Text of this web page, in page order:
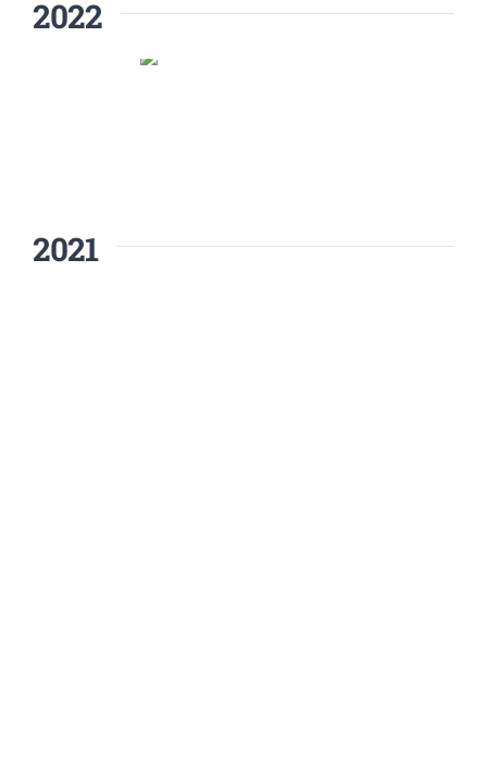
2022
2021